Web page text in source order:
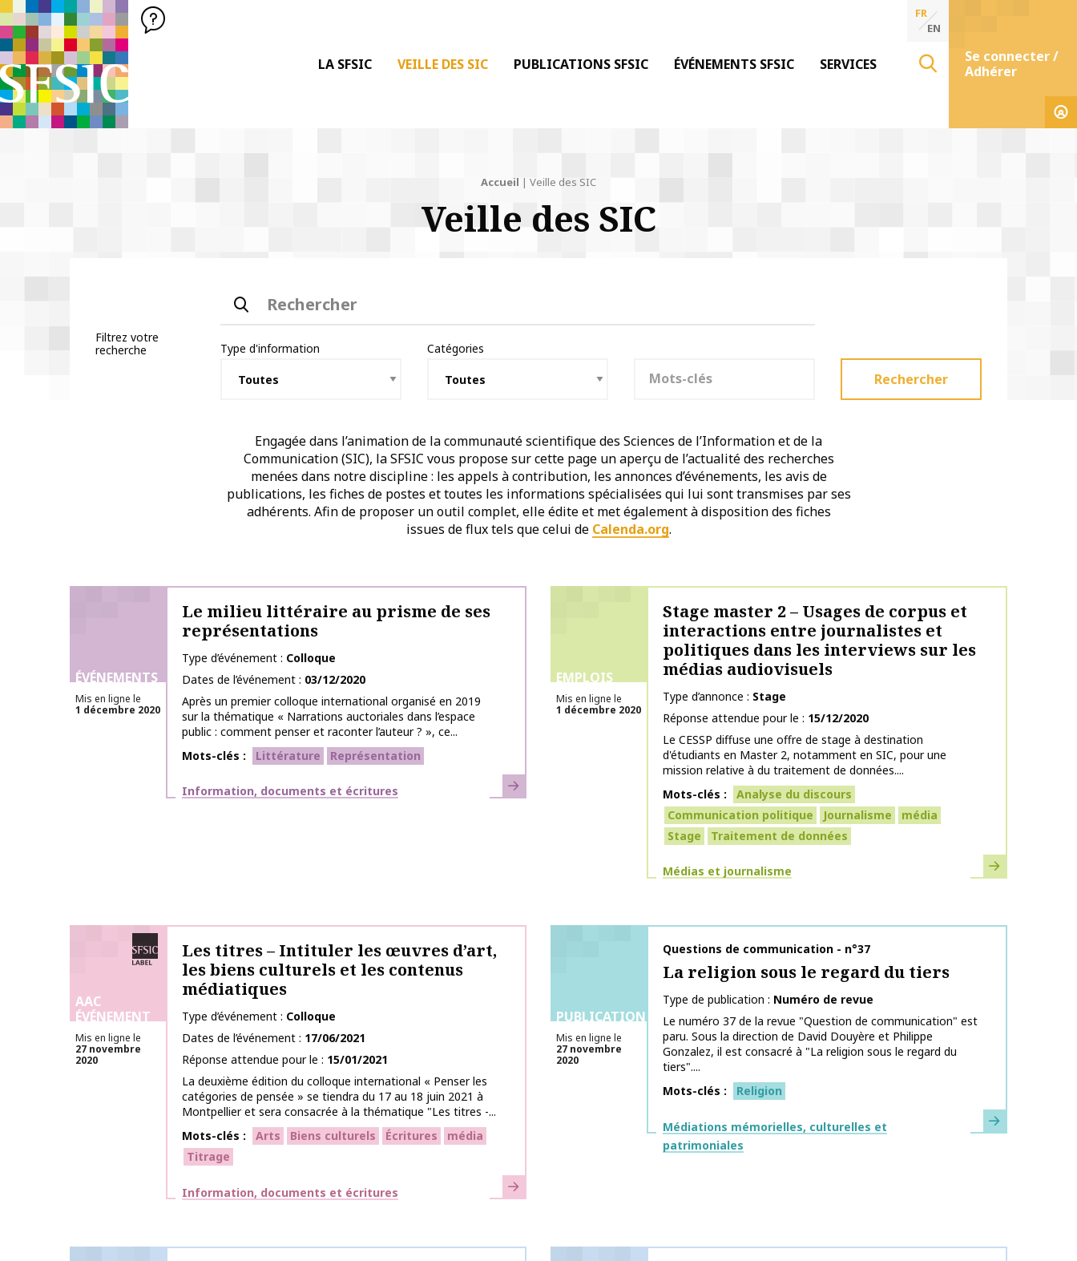
SFSIC SOCIÉTÉ FRANÇAISE DES SCIENCES DE L'INFORMATION & DE LA COMMUNICATION
Société Française des Sciences
de l'Information
LA SFSIC
VEILLE DES SIC PUBLICATIONS SFSIC ÉVÉNEMENTS SFSIC SERVICES
FR
EN
Se connecter /
Adhérer
Accueil | Veille des SIC
Veille des SIC
Filtrez votre
recherche
Rechercher
Type d'information
Catégories
Rechercher
Engagée dans l’animation de la communauté scientifique des Sciences de l’Information et de la
Communication (SIC), la SFSIC vous propose sur cette page un aperçu de l’actualité des recherches
menées dans notre discipline : les appels à contribution, les annonces d’événements, les avis de
publications, les fiches de postes et toutes les informations spécialisées qui lui sont transmises par ses
adhérents. Afin de proposer un outil complet, elle édite et met également à disposition des fiches
issues de flux tels que celui de Calenda.org.
ÉVÉNEMENTS
Mis en ligne le
1 décembre 2020
Le milieu littéraire au prisme de ses
représentations
Type d’événement
Colloque
Dates de l’événement
03/12/2020
Après un premier colloque international organisé en 2019
sur la thématique « Narrations auctoriales dans l’espace
public : comment penser et raconter l’auteur ? », ce...
Mots-clés
Littérature Représentation
Thématiques
Information, documents et écritures En savoir plus
EMPLOIS
Mis en ligne le
1 décembre 2020
Stage master 2 – Usages de corpus et
interactions entre journalistes et
politiques dans les interviews sur les
médias audiovisuels
Type d’annonce
Stage
Réponse attendue pour le
15/12/2020
Le CESSP diffuse une offre de stage à destination
d'étudiants en Master 2, notamment en SIC, pour une
mission relative à du traitement de données....
Mots-clés
Analyse du discours
Communication politique
Journalisme
média
Stage
Traitement de données
Thématiques
Médias et journalisme En savoir plus
Labélisé SFSIC
AAC
ÉVÉNEMENT
Mis en ligne le
27 novembre
2020
Les titres – Intituler les œuvres d’art,
les biens culturels et les contenus
médiatiques
Type d’événement
Colloque
Dates de l’événement
17/06/2021
Réponse attendue pour le
15/01/2021
La deuxième édition du colloque international « Penser les
catégories de pensée » se tiendra du 17 au 18 juin 2021 à
Montpellier et sera consacrée à la thématique "Les titres -...
Mots-clés
Arts Biens culturels Écritures
média
Titrage
Thématiques
Information, documents et écritures En savoir plus
PUBLICATIONS
Mis en ligne le
27 novembre
2020
Nom de la publication
Questions de communication - n°37
La religion sous le regard du tiers
Type de publication
Numéro de revue
Le numéro 37 de la revue "Question de communication" est
paru. Sous la direction de David Douyère et Philippe
Gonzalez, il est consacré à "La religion sous le regard du
tiers"....
Mots-clés
Religion
Thématiques
Médiations mémorielles, culturelles et
patrimoniales
En savoir plus